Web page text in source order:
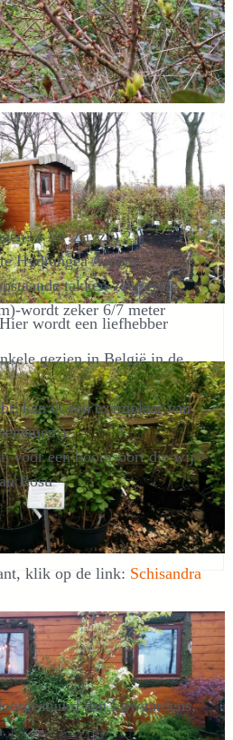
wordt een liefhebber
klik op de link: Schisandra
( Vr :Za /zo) ?
Hydrangea Aspera
takken-zeer grote
wordt zeker 6/7 meter
gezien in België in de
kan ik een exemplaar van
voor een boomsoort die wij
aan Lowgardens,